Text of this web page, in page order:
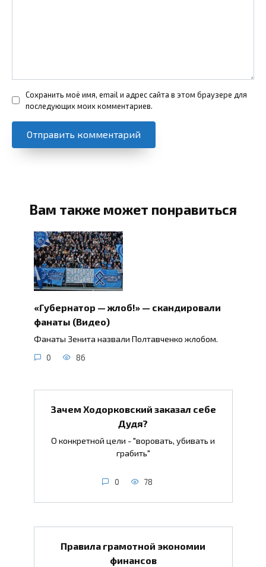
Сохранить моё имя, email и адрес сайта в этом браузере для
последующих моих комментариев.
Вам также может понравиться
«Губернатор — жлоб!» — скандировали
фанаты (Видео)
Фанаты Зенита назвали Полтавченко жлобом.
0 86
Зачем Ходорковский заказал себе
Дудя?
О конкретной цели - "воровать, убивать и
грабить"
0 78
Правила грамотной экономии
финансов